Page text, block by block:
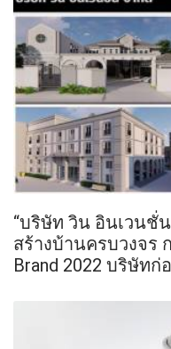
“บริษัท วิน อินเวนชั่
สร้างบ้านครบวงจร
Brand 2022 บริษัท